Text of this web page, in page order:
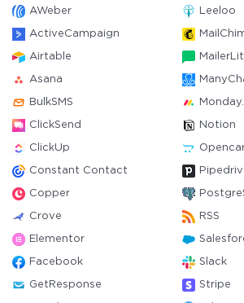
AWeber Leeloo
ActiveCampaign
Airtable
Asana
BulkSMS
ClickSend Notion
ClickUp
Constant Contact
Copper
Crove RSS
Elementor
Facebook Slack
GetResponse Stripe